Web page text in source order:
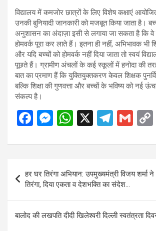
विद्यालय में कमजोर छात्रों के लिए विशेष कक्षाएं
उनकी बुनियादी जानकारी को मजबूत किया जाता है।
अनुशासन का अंदाज़ा इसी से लगाया जा सकता है कि
होमवर्क पूरा कर लाते हैं। इतना ही नहीं, अभिभावक भी
और यदि बच्चों को होमवर्क नहीं दिया जाता तो स्वयं
पूछते हैं। ग्रामीण अंचलों के कई स्कूलों में हनोदा की
बात का प्रमाण हैं कि युक्तियुक्तकरण केवल शिक्षक
बल्कि शिक्षा की गुणवत्ता और बच्चों के भविष्य को नई
संकल्प है।
F
ce
o
o
k
M
se
g
er
W
at
A
p
p
X
T
e
gr
a
m
G
ail
navigation
हर घर तिरंगा अभियान: उपमुख्यमंत्री विजय शर्मा
तिरंगा, दिया एकता व देशभक्ति का संदेश…
बालोद की लखपति दीदी खिलेश्वरी दिल्ली स्वतंत्रता